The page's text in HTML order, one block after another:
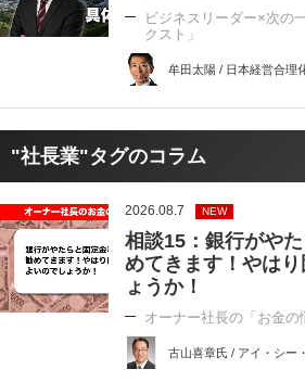
ビジネスリーダー×次の
クスト」
牟田太陽 / 日本経営合理
"社長業"タグのコラム
2026.08.7 NEW
相談15：銀行がや
めてきます！やは
ょうか！
オーナー社長の「お金の
古山喜章氏 / アイ・シー